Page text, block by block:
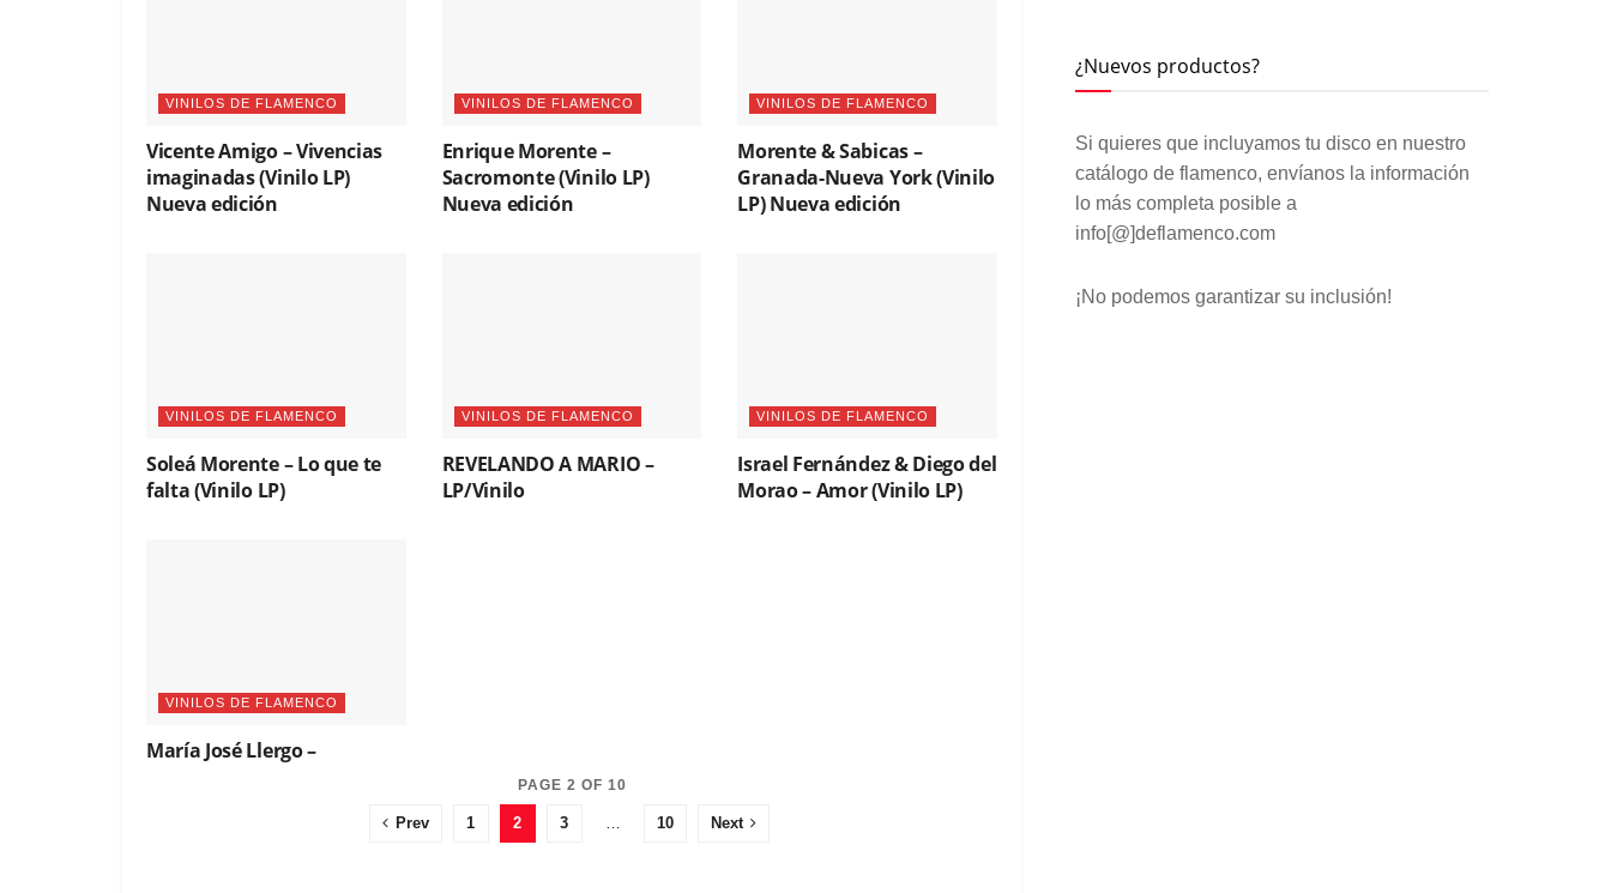
VINILOS DE FLAMENCO
Vicente Amigo – Vivencias
imaginadas (Vinilo LP)
Nueva edición
VINILOS DE FLAMENCO
Enrique Morente –
Sacromonte (Vinilo LP)
Nueva edición
VINILOS DE FLAMENCO
Morente & Sabicas –
Granada-Nueva York (Vinilo
LP) Nueva edición
VINILOS DE FLAMENCO
Soleá Morente – Lo que te
falta (Vinilo LP)
VINILOS DE FLAMENCO
REVELANDO A MARIO –
LP/Vinilo
VINILOS DE FLAMENCO
Israel Fernández & Diego del
Morao – Amor (Vinilo LP)
VINILOS DE FLAMENCO
María José Llergo –
PAGE 2 OF 10
Prev 1 2 3 10 Next
¿Nuevos productos?
Si quieres que incluyamos tu disco en nuestro
catálogo de flamenco, envíanos la información
lo más completa posible a
info[@]deflamenco.com
¡No podemos garantizar su inclusión!